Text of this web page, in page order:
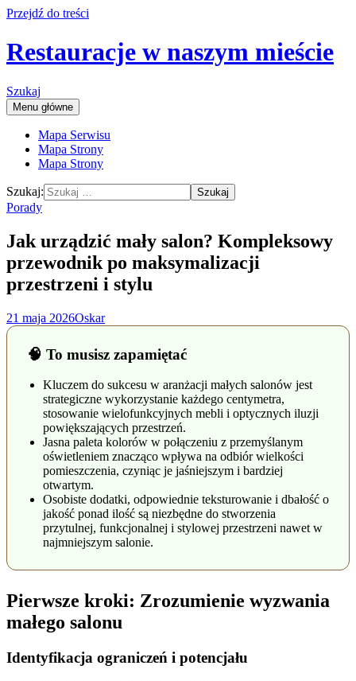
Przejdź do treści
Restauracje w naszym mieście
Szukaj
Menu główne
Mapa Serwisu
Mapa Strony
Mapa Strony
Szukaj:
Porady
Jak urządzić mały salon? Kompleksowy
przewodnik po maksymalizacji
przestrzeni i stylu
21 maja 2026Oskar
🧠 To musisz zapamiętać
Kluczem do sukcesu w aranżacji małych salonów jest
strategiczne wykorzystanie każdego centymetra,
stosowanie wielofunkcyjnych mebli i optycznych iluzji
powiększających przestrzeń.
Jasna paleta kolorów w połączeniu z przemyślanym
oświetleniem znacząco wpływa na odbiór wielkości
pomieszczenia, czyniąc je jaśniejszym i bardziej
otwartym.
Osobiste dodatki, odpowiednie teksturowanie i dbałość o
jakość ponad ilość są niezbędne do stworzenia
przytulnej, funkcjonalnej i stylowej przestrzeni nawet w
najmniejszym salonie.
Pierwsze kroki: Zrozumienie wyzwania
małego salonu
Identyfikacja ograniczeń i potencjału